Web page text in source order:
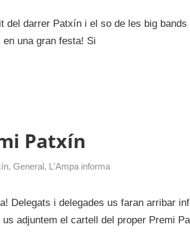
del darrer Patxín i el so de les big bands
una gran festa! Si
Patxín
, General, L'Ampa informa
Delegats i delegades us faran arribar
adjuntem el cartell del proper Premi